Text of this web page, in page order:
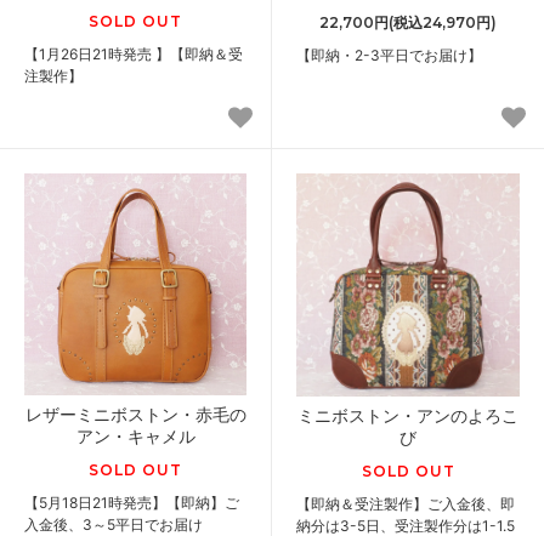
SOLD OUT
【1月26日21時発売 】【即納＆受
注製作】
22,700円(税込24,970円)
【即納・2-3平日でお届け】
レザーミニボストン・赤毛の
アン・キャメル
SOLD OUT
【5月18日21時発売】【即納】ご
入金後、3～5平日でお届け
ミニボストン・アンのよろこ
び
SOLD OUT
【即納＆受注製作】ご入金後、即
納分は3-5日、受注製作分は1-1.5